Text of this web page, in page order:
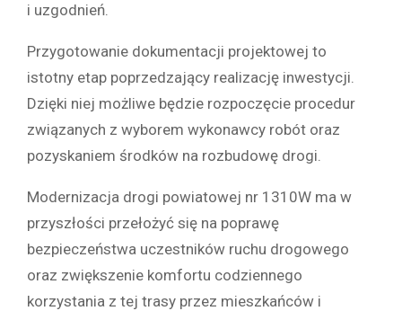
i uzgodnień.
Przygotowanie dokumentacji projektowej to
istotny etap poprzedzający realizację inwestycji.
Dzięki niej możliwe będzie rozpoczęcie procedur
związanych z wyborem wykonawcy robót oraz
pozyskaniem środków na rozbudowę drogi.
Modernizacja drogi powiatowej nr 1310W ma w
przyszłości przełożyć się na poprawę
bezpieczeństwa uczestników ruchu drogowego
oraz zwiększenie komfortu codziennego
korzystania z tej trasy przez mieszkańców i